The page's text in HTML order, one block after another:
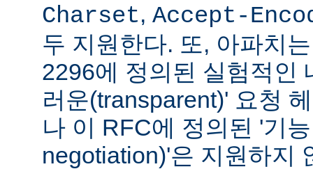
Charset, Accept-
두 지원한다. 또, 아파치
2296에 정의된 실험적인
러운(transparent)' 요청
나 이 RFC에 정의된 '기
negotiation)'은 지원하지